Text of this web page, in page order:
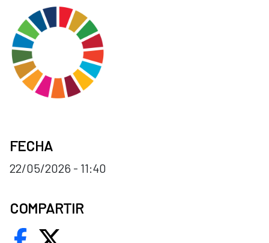
FECHA
22/05/2026 - 11:40
COMPARTIR